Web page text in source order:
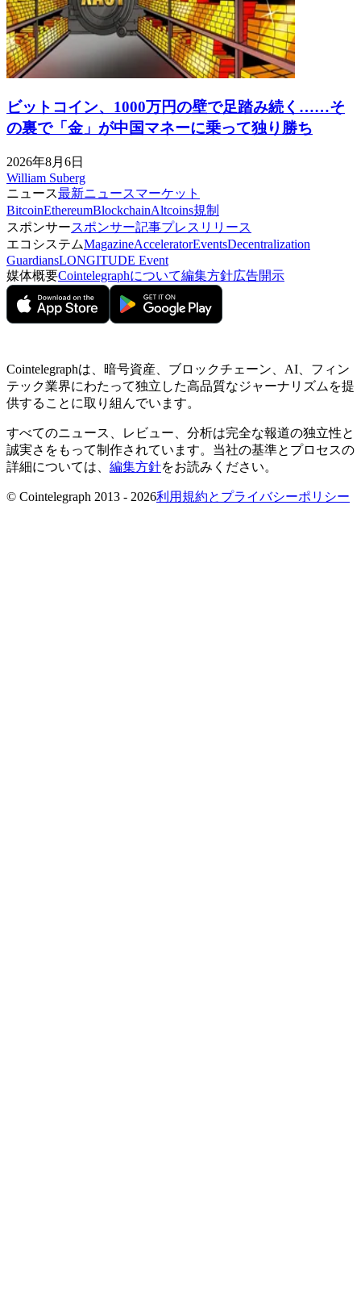
ビットコイン、1000万円の壁で足踏み続く……そ
の裏で「金」が中国マネーに乗って独り勝ち
2026年8月6日
William Suberg
ニュース最新ニュースマーケット
BitcoinEthereumBlockchainAltcoins規制
スポンサースポンサー記事プレスリリース
エコシステムMagazineAcceleratorEventsDecentralization
GuardiansLONGITUDE Event
媒体概要Cointelegraphについて編集方針広告開示
Cointelegraphは、暗号資産、ブロックチェーン、AI、フィン
テック業界にわたって独立した高品質なジャーナリズムを提
供することに取り組んでいます。
すべてのニュース、レビュー、分析は完全な報道の独立性と
誠実さをもって制作されています。当社の基準とプロセスの
詳細については、 編集方針をお読みください。
© Cointelegraph 2013 - 2026利用規約とプライバシーポリシー